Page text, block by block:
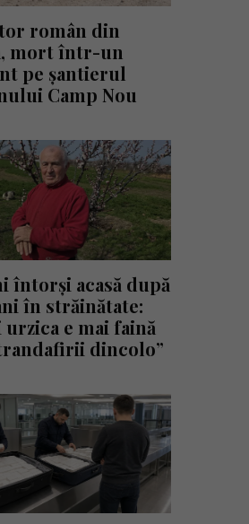
român din
mort într-un
pe șantierul
Camp Nou
întorși acasă după
în străinătate:
urzica e mai faină
dincolo”